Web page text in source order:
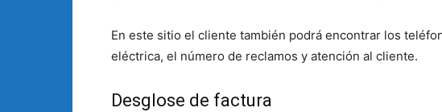
En este sitio el cliente también podrá encontrar los
eléctrica, el número de reclamos y atención al cliente.
Desglose de factura